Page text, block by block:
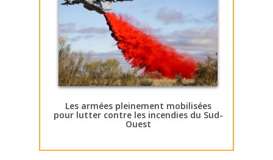
Les armées pleinement mobilisées
pour lutter contre les incendies du Sud-
Ouest